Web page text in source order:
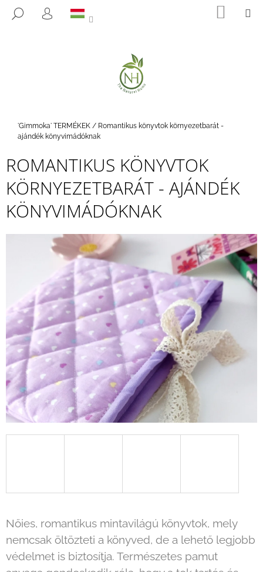
KERESÉS
BEJELENTKEZÉS
Kezdőlap
'Gimmoka' TERMÉKEK / Romantikus könyvtok környezetbarát -
ajándék könyvimádóknak
ROMANTIKUS KÖNYVTOK
KÖRNYEZETBARÁT - AJÁNDÉK
KÖNYVIMÁDÓKNAK
Nőies, romantikus mintavilágú könyvtok, mely
nemcsak öltözteti a könyved, de a lehető legjobb
védelmet is biztosítja. Természetes pamut
E
R
E
S
?
KERESÉS